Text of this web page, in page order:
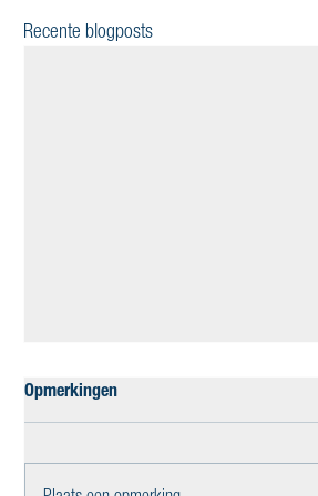
Recente blogposts
Opmerkingen